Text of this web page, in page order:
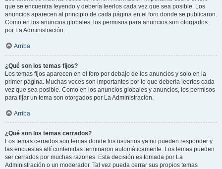
que se encuentra leyendo y debería leerlos cada vez que sea posible. Los
anuncios aparecen al principio de cada página en el foro donde se publicaron.
Como en los anuncios globales, los permisos para anuncios son otorgados
por La Administración.
Arriba
¿Qué son los temas fijos?
Los temas fijos aparecen en el foro por debajo de los anuncios y solo en la
primer página. Muchas veces son importantes por lo que debería leerlos cada
vez que sea posible. Como en los anuncios globales y anuncios, los permisos
para fijar un tema son otorgados por La Administración.
Arriba
¿Qué son los temas cerrados?
Los temas cerrados son temas donde los usuarios ya no pueden responder y
las encuestas allí contenidas terminaron automáticamente. Los temas pueden
ser cerrados por muchas razones. Esta decisión es tomada por La
Administración o un moderador. Tal vez pueda cerrar sus propios temas